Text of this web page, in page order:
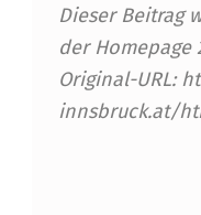
N
F
E
Dieser Beitrag
der Homepage
Original-URL:
innsbruck.at/